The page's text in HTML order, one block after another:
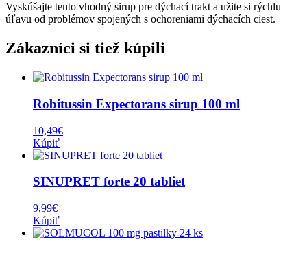
Vyskúšajte tento vhodný sirup pre dýchací trakt a užite si rýchlu
úľavu od problémov spojených s ochoreniami dýchacích ciest.
Zákazníci si tiež kúpili
Robitussin Expectorans sirup 100 ml
10,49€
Kúpiť
SINUPRET forte 20 tabliet
9,99€
Kúpiť